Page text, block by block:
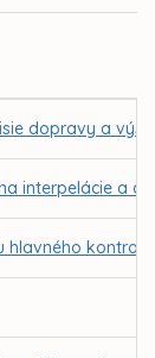
dopravy a
interpelácie a
hlavného